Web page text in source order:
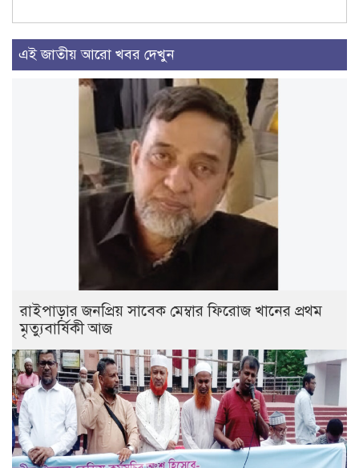
এই জাতীয় আরো খবর দেখুন
রাইপাড়ার জনপ্রিয় সাবেক মেম্বার ফিরোজ খানের প্রথম
মৃত্যুবার্ষিকী আজ